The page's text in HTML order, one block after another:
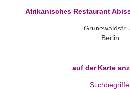
Afrikanisches Restaurant
Grunewaldstr.
Berlin
auf der Karte
Suchbegriffe: